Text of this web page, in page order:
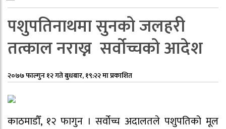
पशुपतिनाथमा सुनको जलहरी
तत्काल नराख्न सर्वोच्चको आदेश
२०७७ फाल्गुन १२ गते बुधबार, १९:२२ मा प्रकाशित
काठमाडौँ, १२ फागुन । सर्वोच्च अदालतले पशुपतिको मूल